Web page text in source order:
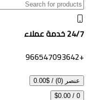
(0)
/
$0.00
$0.00